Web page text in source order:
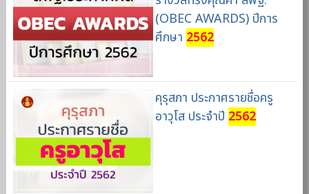
(OBEC AWARDS) ปีการ
ศึกษา 2562
คุรุสภา ประกาศรายชื่อครู
อาวุโส ประจำปี 2562